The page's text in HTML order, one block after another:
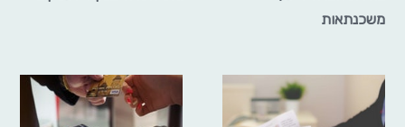
משכנתאות